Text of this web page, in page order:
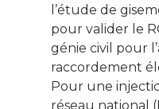
l’étude de
pour valider le
génie civil pour
raccordement
Pour une
réseau national